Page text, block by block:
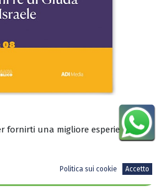
al carrello
l’anteprima in PDF
fornirti una migliore esperienza
Politica sui cookie Accetto